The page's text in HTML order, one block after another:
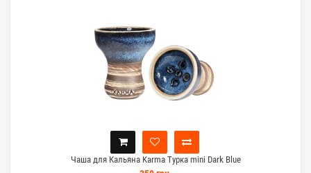
Чаша для Кальяна Karma Турка mini Dark Blue